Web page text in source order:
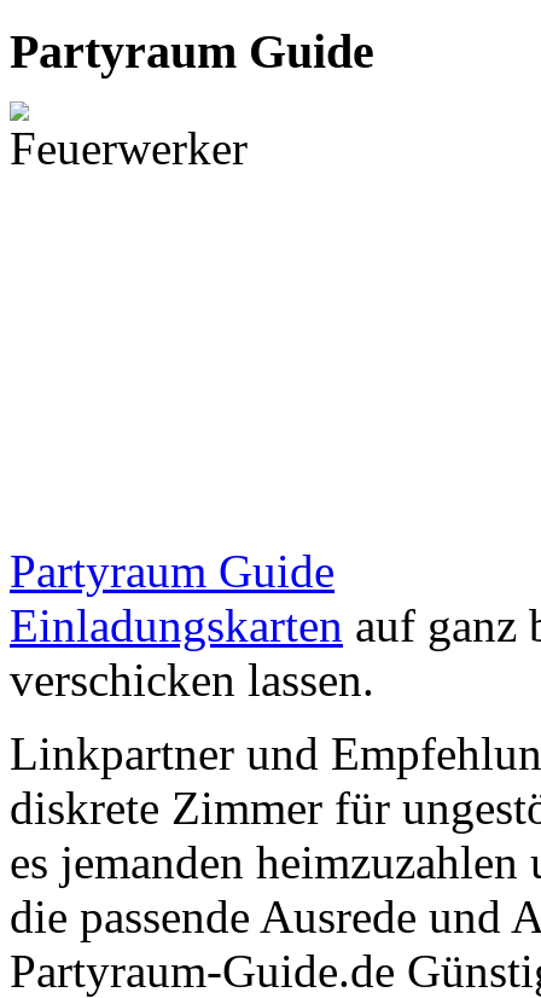
Partyraum Guide
Partyraum Guide
Einladungskarten auf ganz
verschicken lassen.
Linkpartner und
diskrete Zimmer für
es jemanden
die passende Ausrede und
Partyraum-Guide.de